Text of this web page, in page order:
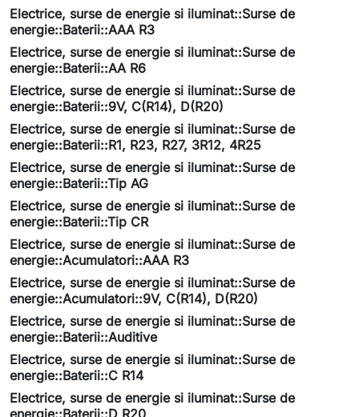
Electrice, surse de energie si iluminat::Surse de
energie::Baterii::AAA R3
Electrice, surse de energie si iluminat::Surse de
energie::Baterii::AA R6
Electrice, surse de energie si iluminat::Surse de
energie::Baterii::9V, C(R14), D(R20)
Electrice, surse de energie si iluminat::Surse de
energie::Baterii::R1, R23, R27, 3R12, 4R25
Electrice, surse de energie si iluminat::Surse de
energie::Baterii::Tip AG
Electrice, surse de energie si iluminat::Surse de
energie::Baterii::Tip CR
Electrice, surse de energie si iluminat::Surse de
energie::Acumulatori::AAA R3
Electrice, surse de energie si iluminat::Surse de
energie::Acumulatori::9V, C(R14), D(R20)
Electrice, surse de energie si iluminat::Surse de
energie::Baterii::Auditive
Electrice, surse de energie si iluminat::Surse de
energie::Baterii::C R14
Electrice, surse de energie si iluminat::Surse de
energie::Baterii::D R20